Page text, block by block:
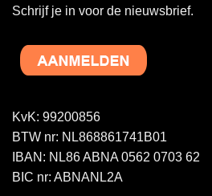
Schrijf je in voor de nieuwsbrief.
KvK: 99200856
BTW nr: NL868861741B01
IBAN: NL86 ABNA 0562 0703 62
BIC nr: ABNANL2A